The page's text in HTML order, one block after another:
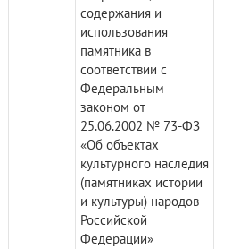
содержания и
использования
памятника в
соответствии с
Федеральным
законом от
25.06.2002 № 73-ФЗ
«Об объектах
культурного наследия
(памятниках истории
и культуры) народов
Российской
Федерации»